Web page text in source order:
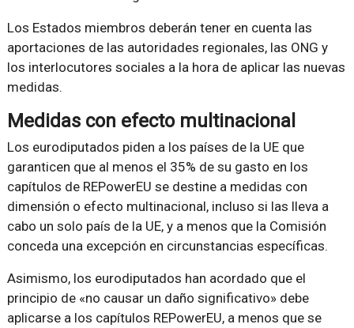
Los Estados miembros deberán tener en cuenta las
aportaciones de las autoridades regionales, las ONG y
los interlocutores sociales a la hora de aplicar las nuevas
medidas.
Medidas con efecto multinacional
Los eurodiputados piden a los países de la UE que
garanticen que al menos el 35% de su gasto en los
capítulos de REPowerEU se destine a medidas con
dimensión o efecto multinacional, incluso si las lleva a
cabo un solo país de la UE, y a menos que la Comisión
conceda una excepción en circunstancias específicas.
Asimismo, los eurodiputados han acordado que el
principio de «no causar un daño significativo» debe
aplicarse a los capítulos REPowerEU, a menos que se